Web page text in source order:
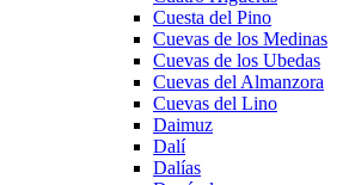
Cuesta del Pino
Cuevas de los Medinas
Cuevas de los Ubedas
Cuevas del Almanzora
Cuevas del Lino
Daimuz
Dalí
Dalías